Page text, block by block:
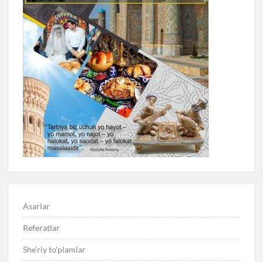
Asarlar
Referatlar
She’riy to’plamlar